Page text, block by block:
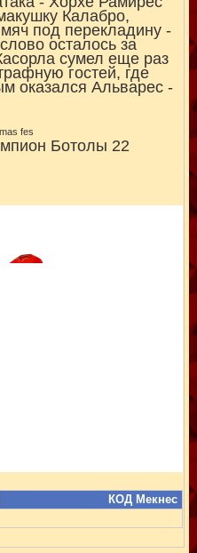
Калабро,
под перекладину -
осталось за
сумел еще раз
гостей, где
оказался Альварес -
Ботолы 22
КОД Мекнес